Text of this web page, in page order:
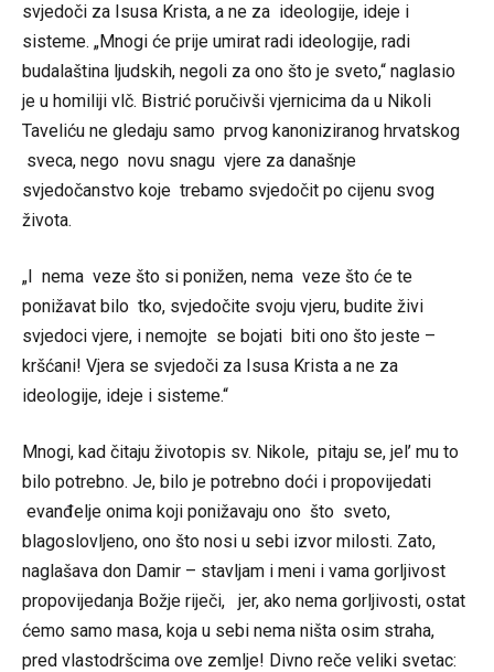
svjedoči za Isusa Krista, a ne za ideologije, ideje i
sisteme. „Mnogi će prije umirat radi ideologije, radi
budalaština ljudskih, negoli za ono što je sveto,“ naglasio
je u homiliji vlč. Bistrić poručivši vjernicima da u Nikoli
Taveliću ne gledaju samo prvog kanoniziranog hrvatskog
sveca, nego novu snagu vjere za današnje
svjedočanstvo koje trebamo svjedočit po cijenu svog
života.
„I nema veze što si ponižen, nema veze što će te
ponižavat bilo tko, svjedočite svoju vjeru, budite živi
svjedoci vjere, i nemojte se bojati biti ono što jeste –
kršćani! Vjera se svjedoči za Isusa Krista a ne za
ideologije, ideje i sisteme.“
Mnogi, kad čitaju životopis sv. Nikole, pitaju se, jel’ mu to
bilo potrebno. Je, bilo je potrebno doći i propovijedati
evanđelje onima koji ponižavaju ono što sveto,
blagoslovljeno, ono što nosi u sebi izvor milosti. Zato,
naglašava don Damir – stavljam i meni i vama gorljivost
propovijedanja Božje riječi, jer, ako nema gorljivosti, ostat
ćemo samo masa, koja u sebi nema ništa osim straha,
pred vlastodršcima ove zemlje! Divno reče veliki svetac: